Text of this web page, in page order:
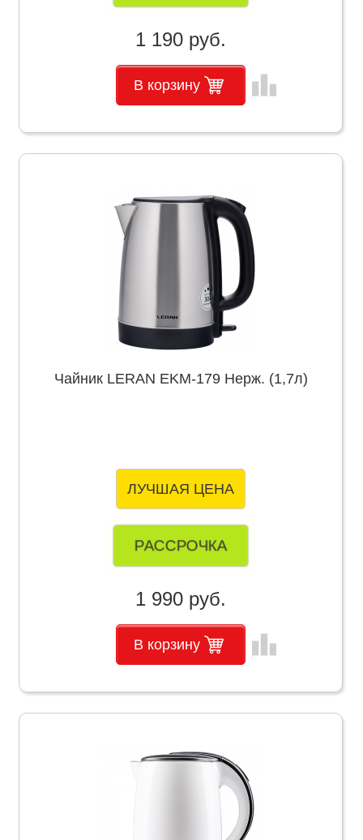
1 190 руб.
В корзину leaderboard
Чайник LERAN EKM-179 Нерж. (1,7л)
ЛУЧШАЯ ЦЕНА
РАССРОЧКА
1 990 руб.
В корзину leaderboard